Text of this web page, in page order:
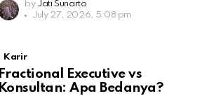
by Jati Sunarto
July 27, 2026, 5:08 pm
Karir
Fractional Executive vs
Konsultan: Apa Bedanya?